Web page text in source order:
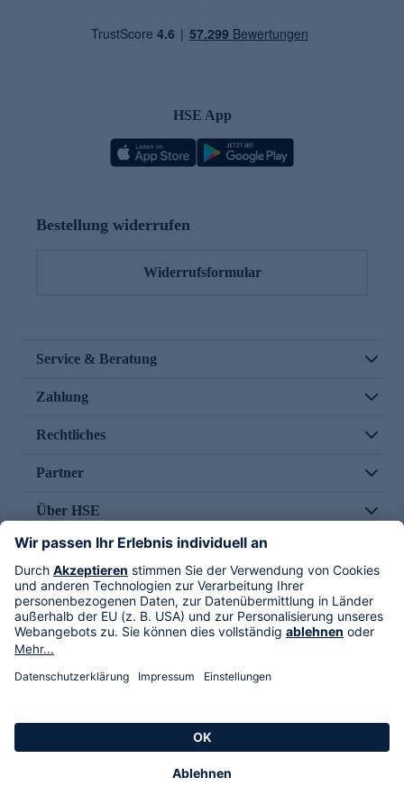
HSE App
Bestellung widerrufen
Widerrufsformular
Service & Beratung
Zahlung
Rechtliches
Partner
Über HSE
Im TV
HSE International